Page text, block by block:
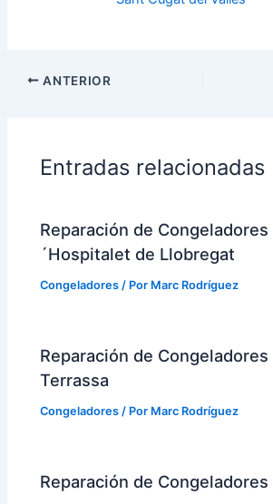
ANTERIOR
Entradas relacionadas
Reparación de Congeladores
´Hospitalet de Llobregat
Congeladores / Por Marc Rodríguez
Reparación de Congeladores
Terrassa
Congeladores / Por Marc Rodríguez
Reparación de